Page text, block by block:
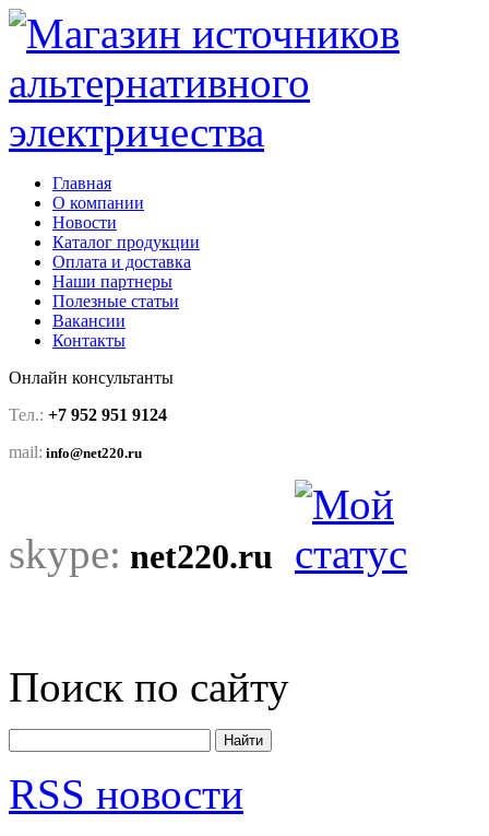
Главная
О компании
Новости
Каталог продукции
Оплата и доставка
Наши партнеры
Полезные статьи
Вакансии
Контакты
Онлайн консультанты
Тел.: +7 952 951 9124
mail: info@net220.ru
skype: net220.ru
Поиск по сайту
RSS новости